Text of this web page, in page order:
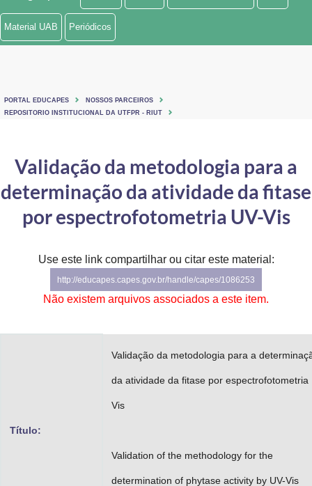
Ministério de Minas e Energia
Ministério do Turismo
Controladoria-Geral da União
Ministério da Mulher, da Família e dos Direitos Humanos
Secretaria de Governo
Gabinete de Segurança Institucional
Material UAB Periódicos
PORTAL EDUCAPES
NOSSOS PARCEIROS
REPOSITORIO INSTITUCIONAL DA UTFPR - RIUT
Validação da metodologia para a
determinação da atividade da fitase
por espectrofotometria UV-Vis
Use este link compartilhar ou citar este material:
http://educapes.capes.gov.br/handle/capes/1086253
Não existem arquivos associados a este item.
Título:
Validação da metodologia para a
da atividade da fitase por espectrofotometria
Vis
Validation of the methodology for the
determination of phytase activity by UV-Vis